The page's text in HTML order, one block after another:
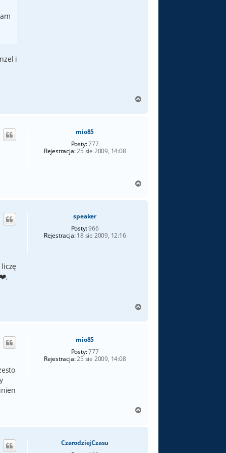
i
g
mio85
Posty:777
Rejestracja:25 sie 2009, 14:08
g
speaker
Posty:966
Rejestracja:18 sie 2009, 12:16
,
g
mio85
Posty:777
Rejestracja:25 sie 2009, 14:08
g
CzarodziejCzasu